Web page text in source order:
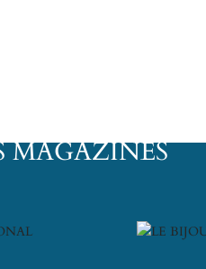
MAGAZINES